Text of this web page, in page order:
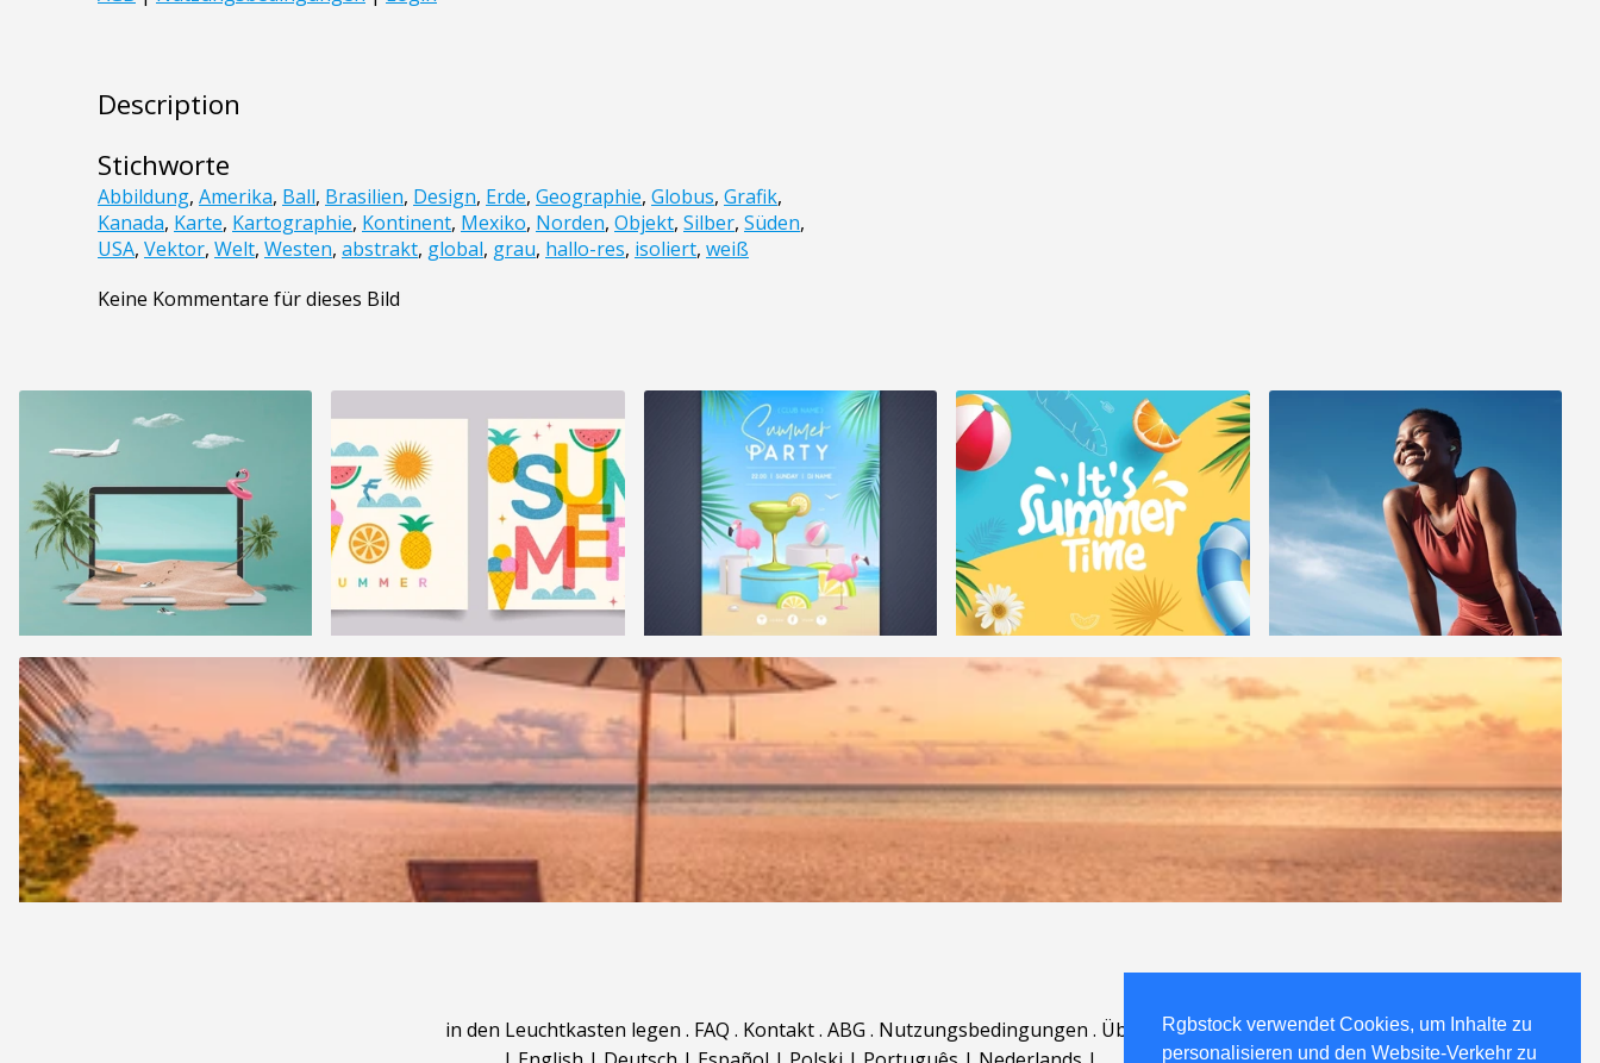
Rgbstock verwendet Cookies, um Inhalte zu
personalisieren und den Website-Verkehr zu
Description
Stichworte
Abbildung, Amerika, Ball, Brasilien, Design, Erde, Geographie, Globus, Grafik,
Kanada, Karte, Kartographie, Kontinent, Mexiko, Norden, Objekt, Silber, Süden,
USA, Vektor, Welt, Westen, abstrakt, global, grau, hallo-res, isoliert, weiß
Keine Kommentare für dieses Bild
in den Leuchtkasten legen . FAQ . Kontakt. ABG . Nutzungsbedingungen . Über